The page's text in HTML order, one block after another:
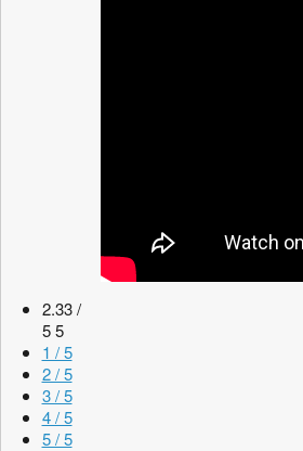
2.33 /
5 5
1 / 5
2 / 5
3 / 5
4 / 5
5 / 5